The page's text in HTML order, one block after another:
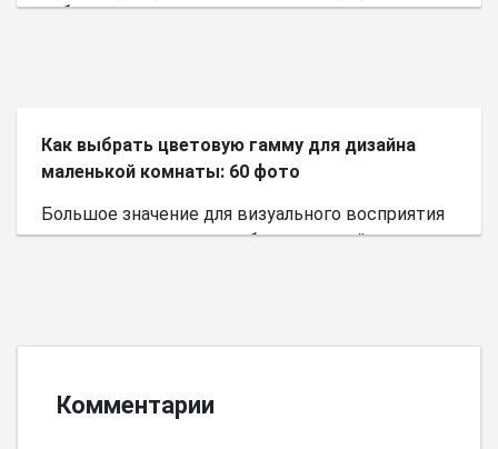
небольшого пространства.
Как выбрать цветовую гамму для дизайна
маленькой комнаты: 60 фото
Большое значение для визуального восприятия
пространства имеет выбор цветовой палитры.
Комментарии